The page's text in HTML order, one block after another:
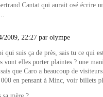
Cantat qui aurait osé écrire
2009, 22:27 par olympe
qui suis ça de près, sais tu ce qui
vont elles porter plaintes ? une
que Caro a beaucoup de
en pensant à Minc, voir billets